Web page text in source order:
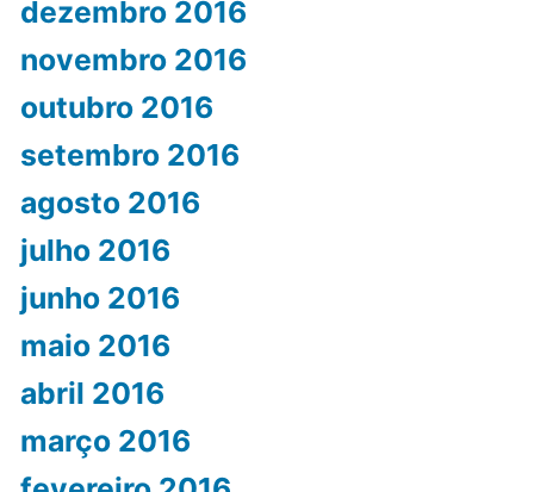
dezembro 2016
novembro 2016
outubro 2016
setembro 2016
agosto 2016
julho 2016
junho 2016
maio 2016
abril 2016
março 2016